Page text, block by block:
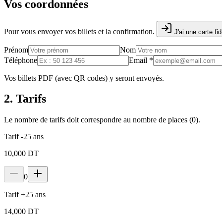
Vos coordonnées
Pour vous envoyer vos billets et la confirmation. J'ai une carte
Prénom
Nom
Téléphone
Email *
Vos billets PDF (avec QR codes) y seront envoyés.
2. Tarifs
Le nombre de tarifs doit correspondre au nombre de places (0).
Tarif -25 ans
10,000 DT
0
Tarif +25 ans
14,000 DT